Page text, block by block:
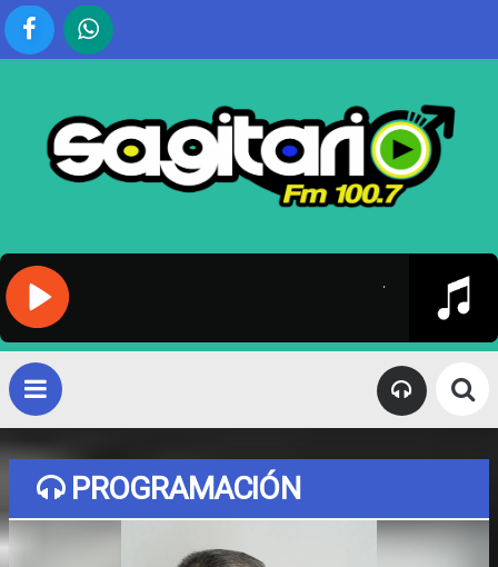
TU FIEL
RADIO SAGITARIO 100.7 MHZ - RADIO SAGITARIO 100.7 MHZ
RADIO
PROGRAMACIÓN